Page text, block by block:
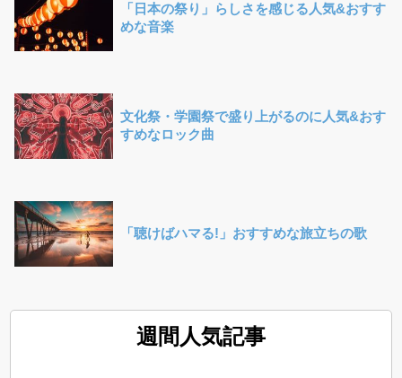
「日本の祭り」らしさを感じる人気&おすす
めな音楽
文化祭・学園祭で盛り上がるのに人気&おす
すめなロック曲
「聴けばハマる!」おすすめな旅立ちの歌
週間人気記事